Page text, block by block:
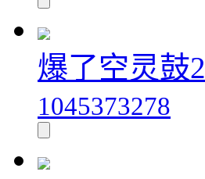
爆了空灵鼓2
1045373278